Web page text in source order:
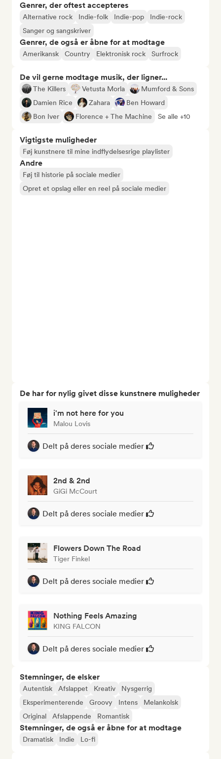
Genrer, der oftest accepteres
Alternative rock Indie-folk Indie-pop
Indie-rock
Sanger og sangskriver
Genrer, de også er åbne for at modtage
Amerikansk Country Elektronisk rock Surfrock
De vil gerne modtage musik, der ligner...
The Killers Vetusta Morla
Mumford & Sons
Damien Rice
Zahara
Ben Howard
Bon Iver
Florence + The Machine Se alle +10
Vigtigste muligheder
Føj kunstnere til mine indflydelsesrige playlister
Andre
Føj til historie på sociale medier
Opret et opslag eller en reel på sociale medier
De har for nylig givet disse kunstnere muligheder
i'm not here for you
Malou Lovis
Delt på deres sociale medier
2nd & 2nd
GiGi McCourt
Delt på deres sociale medier
Flowers Down The Road
Tiger Finkel
Delt på deres sociale medier
Nothing Feels Amazing
KING FALCON
Delt på deres sociale medier
Stemninger, de elsker
Autentisk Afslappet Kreativ
Nysgerrig
Eksperimenterende
Groovy Intens
Melankolsk
Original
Afslappende Romantisk
Stemninger, de også er åbne for at modtage
Dramatisk Indie Lo-fi